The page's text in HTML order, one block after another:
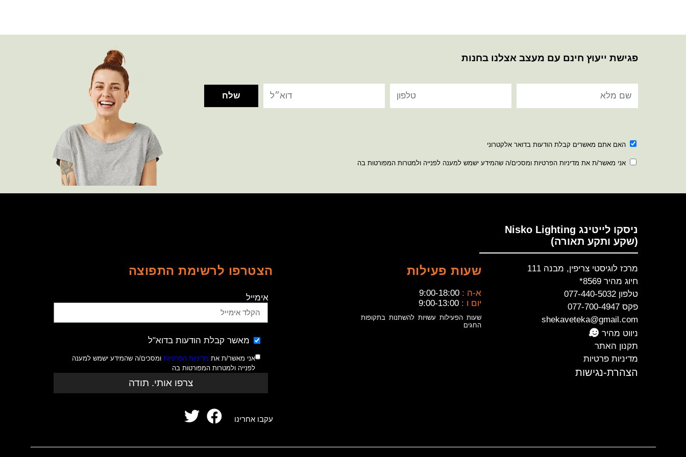
פגישת ייעוץ חינם עם מעצב אצלנו בחנות
האם אתם מאשרים קבלת הודעות בדואר אלקטרוני
אני מאשר/ת את מדיניות הפרטיות ומסכים/ה שהמידע ישמש למענה לפנייה ולמטרות המפורטות בה
ניסקו לייטינג Nisko Lighting
(שקע ותקע תאורה)
מרכז לוגיסטי צריפין, מבנה 111
חיוג מהיר 8569*
טלפון 077-440-5032
פקס 077-700-4947
shekaveteka@gmail.com
ניווט מהיר
תקנון האתר
מדיניות פרטיות
הצהרת-נגישות
שעות פעילות
א-ה : 9:00-18:00
יום ו : 9:00-13:00
שעות הפעילות עשויות להשתנות בתקופות
החגים
הצטרפו לרשימת התפוצה
אימייל
מאשר קבלת הודעות בדוא"ל
אני מאשר/ת את מדיניות הפרטיותומסכים/ה שהמידע ישמש למענה
לפנייה ולמטרות המפורטות בה
צרפו אותי. תודה
עקבו אחרינו